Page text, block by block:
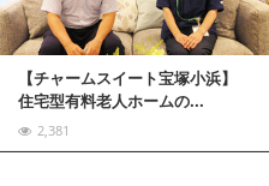
【チャームスイート宝塚小浜】
住宅型有料老人ホームの...
2,381